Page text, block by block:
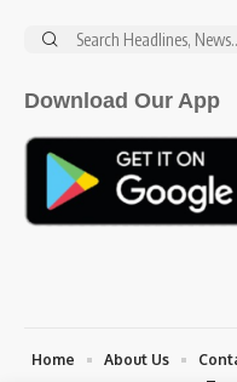
Search
Download Our App
Home About Us